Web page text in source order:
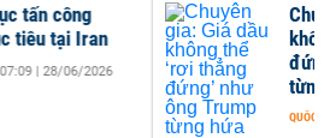
gia: Giá dầu
thể ‘rơi thẳng
như ông Trump